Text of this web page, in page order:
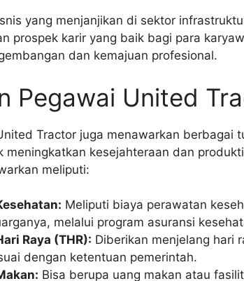
yang menjanjikan di sektor
prospek karir yang baik bagi para
dan kemajuan profesional.
Pegawai United
Tractor juga menawarkan berbagai
meningkatkan kesejahteraan dan
meliputi:
Meliputi biaya perawatan
melalui program asuransi
Raya (THR): Diberikan menjelang hari
dengan ketentuan pemerintah.
Bisa berupa uang makan atau